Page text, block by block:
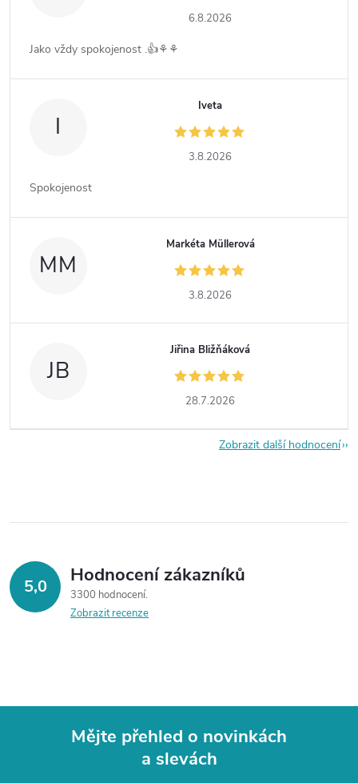
6.8.2026
Jako vždy spokojenost .👍⚘️⚘️
I
Iveta
3.8.2026
Spokojenost
MM
Markéta Müllerová
3.8.2026
JB
Jiřina Bližňáková
28.7.2026
Zobrazit další hodnocení
5,0 Hodnocení zákazníků
3300 hodnocení
Zobrazit recenze
Mějte přehled o novinkách
a slevách